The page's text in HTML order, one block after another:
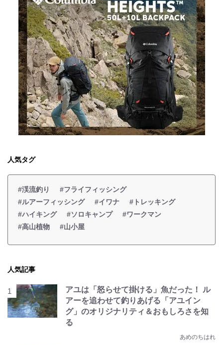
人気タグ
#渓流釣り
#フライフィッシング
#ルアーフィッシング
#イワナ
#トレッキング
#ハイキング
#ソロキャンプ
#ワークマン
#高山植物
#山小屋
人気記事
アユは「怒らせて掛ける」魚だった！ ル
アーを追わせて釣りあげる「アユイン
グ」のオリジナリティ＆おもしろさを知
る
あめのちはれ